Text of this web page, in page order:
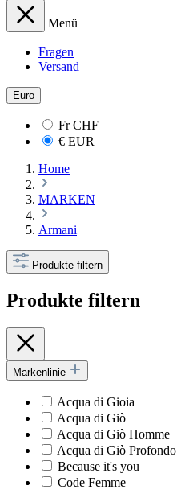
Menü
Fragen
Versand
Euro
FrCHF
€ EUR
Home
MARKEN
Armani
Produkte filtern
Produkte filtern
Markenlinie
Acqua di Gioia
Acqua di Giò
Acqua di Giò Homme
Acqua di Giò Profondo
Because it's you
Code Femme